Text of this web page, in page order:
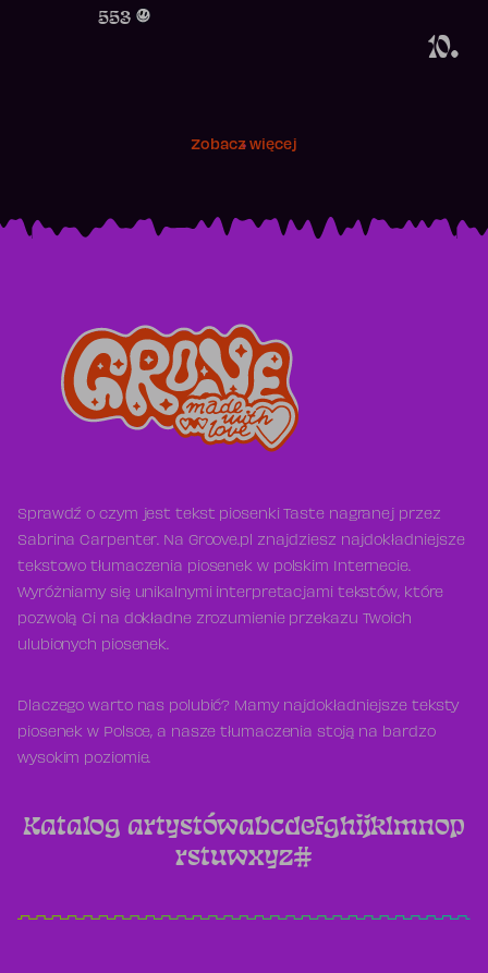
10.
553
Zobacz więcej
Sprawdź o czym jest tekst piosenki Taste nagranej przez
Sabrina Carpenter. Na Groove.pl znajdziesz najdokładniejsze
tekstowo tłumaczenia piosenek w polskim Internecie.
Wyróżniamy się unikalnymi interpretacjami tekstów, które
pozwolą Ci na dokładne zrozumienie przekazu Twoich
ulubionych piosenek.
Dlaczego warto nas polubić? Mamy najdokładniejsze teksty
piosenek w Polsce, a nasze tłumaczenia stoją na bardzo
wysokim poziomie.
Katalog artystówabcdefghijklmnop
rstuwxyz#